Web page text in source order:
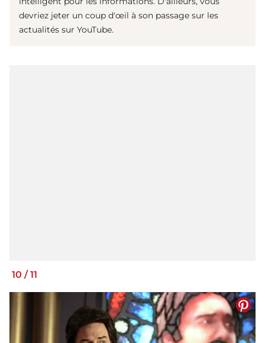
devriez jeter un coup d'œil à son passage sur les
actualités sur YouTube.
10 /11